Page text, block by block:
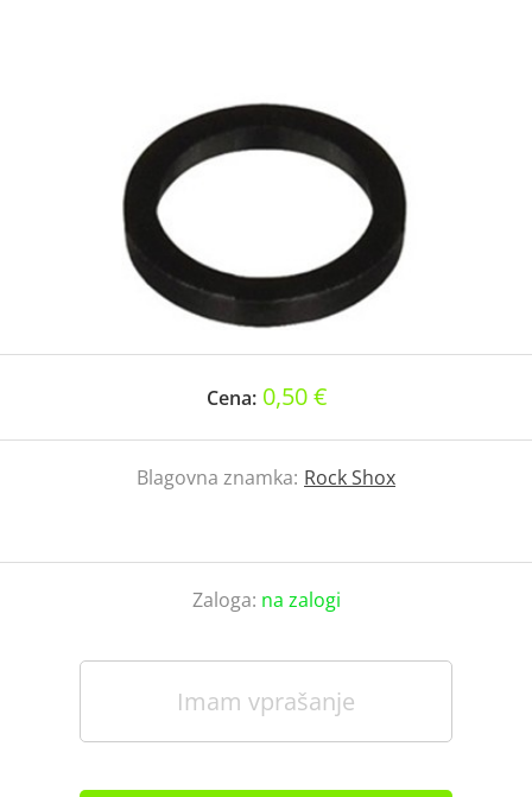
Cena: 0,50 €
Blagovna znamka: Rock Shox
Zaloga: na zalogi
Imam vprašanje